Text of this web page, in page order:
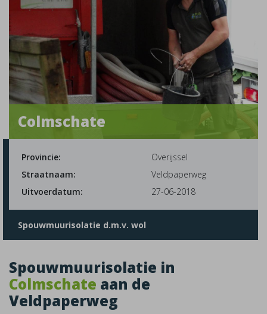
Colmschate
Provincie:
Overijssel
Straatnaam:
Veldpaperweg
Uitvoerdatum:
27-06-2018
Spouwmuurisolatie d.m.v. wol
Spouwmuurisolatie in
Colmschate aan de
Veldpaperweg